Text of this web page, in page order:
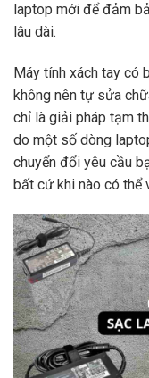
laptop mới để đảm
lâu dài.
Máy tính xách tay có
không nên tự sửa
chỉ là giải pháp tạm
do một số dòng
chuyển đổi yêu cầu
bất cứ khi nào có thể